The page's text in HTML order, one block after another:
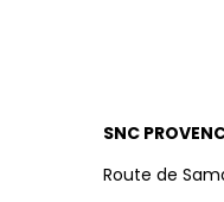
SNC
Route de